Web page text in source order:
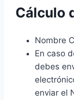
Cálculo
Nombre
En caso
debes
enviar el